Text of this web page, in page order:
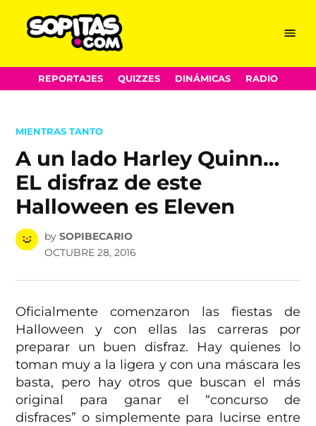
Skip
to
Menu
REPORTAJES QUIZZES DINÁMICAS RADIO
POSTED
MIENTRAS TANTO
A un lado Harley Quinn…
EL disfraz de este
Halloween es Eleven
by SOPIBECARIO
OCTUBRE 28, 2016
Oficialmente comenzaron las fiestas de
Halloween y con ellas las carreras por
preparar un buen disfraz. Hay quienes lo
toman muy a la ligera y con una máscara les
basta, pero hay otros que buscan el más
original para ganar el “concurso de
disfraces” o simplemente para lucirse entre